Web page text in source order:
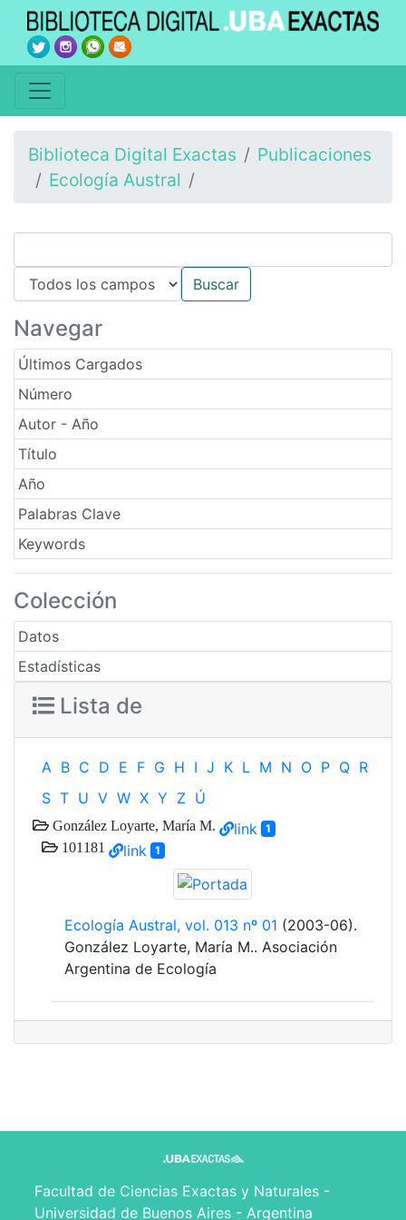
Biblioteca Digital Exactas
Publicaciones
Ecología Austral
Navegar
Últimos Cargados
Número
Autor - Año
Título
Año
Palabras Clave
Keywords
Colección
Datos
Estadísticas
Lista de
A B C D E F G H I J K L M N O P Q R
S T U V W X Y Z Ú
González Loyarte, María M. link 1
101181 link 1
Ecología Austral, vol. 013 nº 01 (2003-06).
González Loyarte, María M.. Asociación
Argentina de Ecología
Facultad de Ciencias Exactas y Naturales -
Universidad de Buenos Aires - Argentina